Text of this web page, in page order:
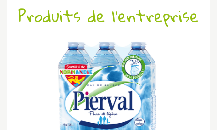
Produits de l'entreprise